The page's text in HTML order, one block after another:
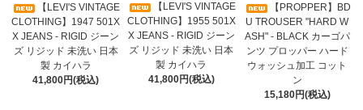
【LEVI'S VINTAGE
CLOTHING】1947 501X
X JEANS - RIGID ジーン
ズ リジッド 未洗い 日本
製 カイハラ
41,800円(税込)
【LEVI'S VINTAGE
CLOTHING】1955 501X
X JEANS - RIGID ジーン
ズ リジッド 未洗い 日本
製 カイハラ
41,800円(税込)
【PROPPER】BD
U TROUSER "HARD W
ASH" - BLACK カーゴパ
ンツ プロッパー ハード
ウォッシュ加工 コット
ン
15,180円(税込)